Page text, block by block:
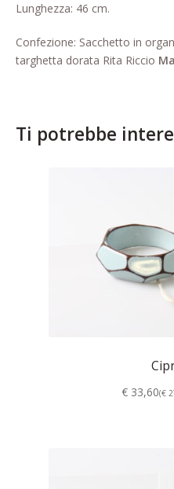
Lunghezza: 46 cm.
Confezione: Sacchetto in
targhetta dorata Rita Riccio
Ti potrebbe
€ 33,60(€